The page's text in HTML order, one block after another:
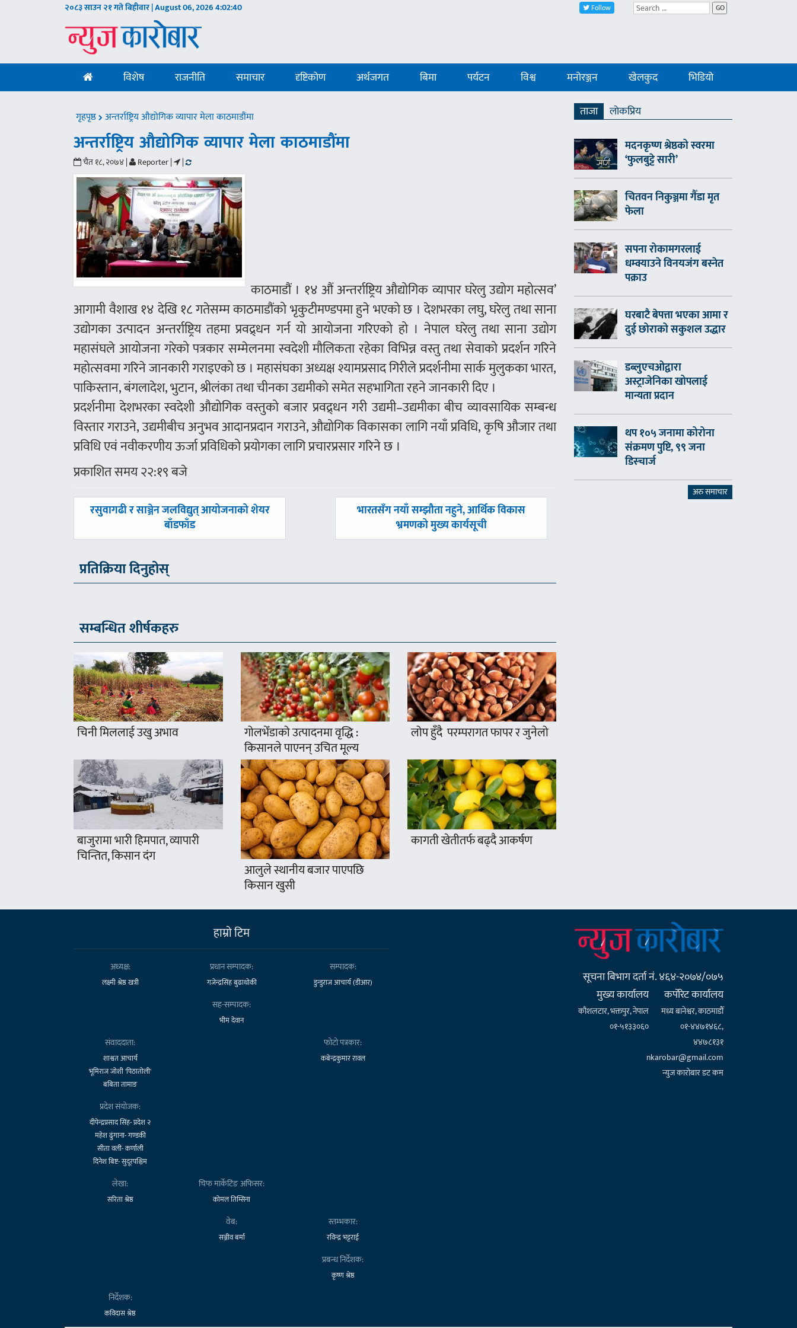
२०८३ साउन २१ गते बिहीवार | August 06, 20264:02:41 Follow GO
विशेष राजनीति समाचार दृष्टिकोण अर्थजगत बिमा पर्यटन विश्व मनोरञ्जन खेलकुद भिडियो
गृहपृष्ठ अन्तर्राष्ट्रिय औद्योगिक व्यापार मेला काठमाडौंमा
अन्तर्राष्ट्रिय औद्योगिक व्यापार मेला काठमाडौंमा
चैत १८, २०७४ | Reporter | |
काठमाडौं । १४ औं अन्तर्राष्ट्रिय औद्योगिक व्यापार घरेलु उद्योग महोत्सव’
आगामी वैशाख १४ देखि १८ गतेसम्म काठमाडौंको भृकुटीमण्डपमा हुने भएको छ । देशभरका लघु, घरेलु तथा साना
उद्योगका उत्पादन अन्तर्राष्ट्रिय तहमा प्रवद्र्धन गर्न यो आयोजना गरिएको हो । नेपाल घरेलु तथा साना उद्योग
महासंघले आयोजना गरेको पत्रकार सम्मेलनमा स्वदेशी मौलिकता रहेका विभिन्न वस्तु तथा सेवाको प्रदर्शन गरिने
महोत्सवमा गरिने जानकारी गराइएको छ । महासंघका अध्यक्ष श्यामप्रसाद गिरीले प्रदर्शनीमा सार्क मुलुकका भारत,
पाकिस्तान, बंगलादेश, भुटान, श्रीलंका तथा चीनका उद्यमीको समेत सहभागिता रहने जानकारी दिए ।
प्रदर्शनीमा देशभरका स्वदेशी औद्योगिक वस्तुको बजार प्रवद्र्धन गरी उद्यमी–उद्यमीका बीच व्यावसायिक सम्बन्ध
विस्तार गराउने, उद्यमीबीच अनुभव आदानप्रदान गराउने, औद्योगिक विकासका लागि नयाँ प्रविधि, कृषि औजार तथा
प्रविधि एवं नवीकरणीय ऊर्जा प्रविधिको प्रयोगका लागि प्रचारप्रसार गरिने छ ।
प्रकाशित समय २२:१९ बजे
पछिल्लाे
रसुवागढी र साञ्जेन जलविद्युत् आयोजनाको शेयर
बाँडफाँड
अघिल्लाे
भारतसँग नयाँ सम्झौता नहुने, आर्थिक विकास
भ्रमणको मुख्य कार्यसूची
प्रतिक्रिया दिनुहोस्
सम्बन्धित शीर्षकहरु
चिनी मिललाई उखु अभाव गोलभेँडाको उत्पादनमा वृद्धि :
किसानले पाएनन् उचित मूल्य
लोप हुँदै परम्परागत फापर र जुनेलो
बाजुरामा भारी हिमपात, व्यापारी
चिन्तित, किसान दंग
आलुले स्थानीय बजार पाएपछि
किसान खुसी
कागती खेतीतर्फ बढ्दै आकर्षण
ताजा
लाेकप्रिय
मदनकृष्ण श्रेष्ठको स्वरमा
‘फुलबुट्टे सारी’
चितवन निकुञ्जमा गैँडा मृत
फेला
सपना रोकामगरलाई
धम्क्याउने विनयजंग बस्नेत
पक्राउ
घरबाटै बेपत्ता भएका आमा र
दुई छोराको सकुशल उद्धार
डब्लुएचओद्वारा
अस्ट्राजेनिका खोपलाई
मान्यता प्रदान
थप १०५ जनामा कोरोना
संक्रमण पुष्टि, ९९ जना
डिस्चार्ज
अरु समाचार
हाम्राे टिम
अध्यक्ष:
लक्ष्मी श्रेष्ठ खत्री
प्रधान सम्पादक:
गजेन्द्रसिंह बुढाथोकी
सम्पादक:
डुन्डुराज आचार्य (डीआर)
सह-सम्पादक:
भीम देवान
संवाददाता:
शाश्वत आचार्य
भूमिराज जोशी 'पिठातोली'
बबिता तामाङ
फोटो पत्रकार:
कबेन्द्रकुमार रावल
प्रदेश संयोजक:
दीपेन्द्रप्रसाद सिंह- प्रदेश २
महेश ढुंगाना- गण्डकी
सीता वली- कर्णाली
दिनेश बिष्ट- सुदूरपश्चिम
लेखा:
सरिता श्रेष्ठ
चिफ मार्केटिङ अफिसर:
कोमल तिम्सिना
वेब:
सञ्जीव बर्मा
स्तम्भकार:
रविन्द्र भट्टराई
प्रबन्ध निर्देशक:
कृष्ण श्रेष्ठ
निर्देशक:
कविदास श्रेष्ठ
सूचना बिभाग दर्ता नं. ४६४-२०७४/०७५
मुख्य कार्यालय
कौशलटार, भक्तपुर, नेपाल
०१-५१३३०६०
कर्पाेरेट कार्यालय
मध्य बानेश्वर, काठमाडौँ
०१-४४७१४६८,
४४७८१३१
nkarobar@gmail.com
न्युज कारोबार डट कम